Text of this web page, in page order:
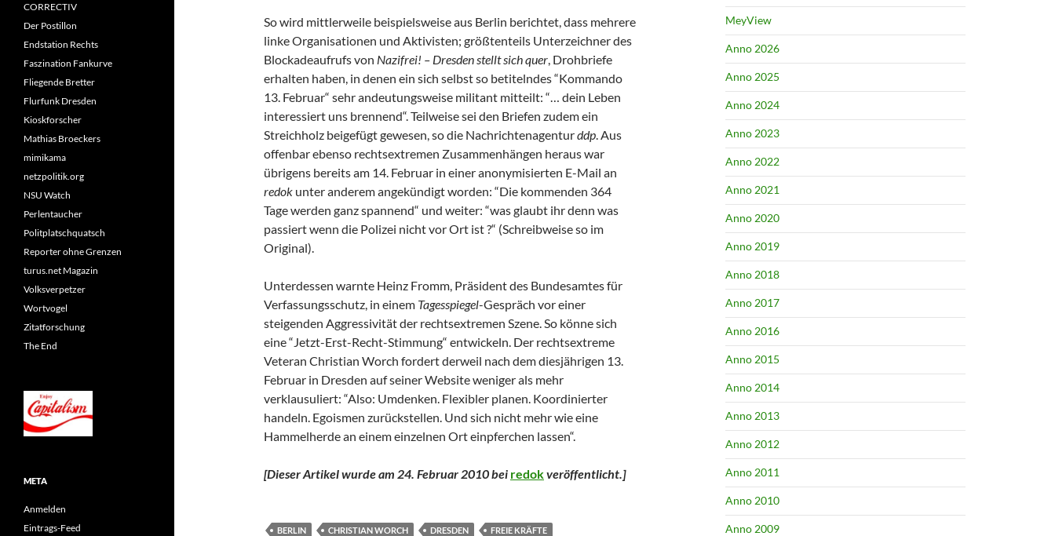
So wird mittlerweile beispielsweise aus Berlin berichtet, dass mehrere
linke Organisationen und Aktivisten; größtenteils Unterzeichner des
Blockadeaufrufs von Nazifrei! – Dresden stellt sich quer, Drohbriefe
erhalten haben, in denen ein sich selbst so betitelndes “Kommando
13. Februar“ sehr andeutungsweise militant mitteilt: “… dein Leben
interessiert uns brennend“. Teilweise sei den Briefen zudem ein
Streichholz beigefügt gewesen, so die Nachrichtenagenturddp. Aus
offenbar ebenso rechtsextremen Zusammenhängen heraus war
übrigens bereits am 14. Februar in einer anonymisierten E-Mail an
redok unter anderem angekündigt worden: “Die kommenden 364
Tage werden ganz spannend“ und weiter: “was glaubt ihr denn was
passiert wenn die Polizei nicht vor Ort ist ?“ (Schreibweise so im
Original).
Unterdessen warnte Heinz Fromm, Präsident des Bundesamtes für
Verfassungsschutz, in einem Tagesspiegel-Gespräch vor einer
steigenden Aggressivität der rechtsextremen Szene. So könne sich
eine “Jetzt-Erst-Recht-Stimmung“ entwickeln. Der rechtsextreme
Veteran Christian Worch fordert derweil nach dem diesjährigen 13.
Februar in Dresden auf seiner Website weniger als mehr
verklausuliert: “Also: Umdenken. Flexibler planen. Koordinierter
handeln. Egoismen zurückstellen. Und sich nicht mehr wie eine
Hammelherde an einem einzelnen Ort einpferchen lassen“.
[Dieser Artikel wurde am 24. Februar 2010 bei redokveröffentlicht.]
BERLIN CHRISTIAN WORCH DRESDEN
FREIE KRÄFTE
MeyView
Anno 2026
Anno 2025
Anno 2024
Anno 2023
Anno 2022
Anno 2021
Anno 2020
Anno 2019
Anno 2018
Anno 2017
Anno 2016
Anno 2015
Anno 2014
Anno 2013
Anno 2012
Anno 2011
Anno 2010
Anno 2009
CORRECTIV
Der Postillon
Endstation Rechts
Faszination Fankurve
Fliegende Bretter
Flurfunk Dresden
Kioskforscher
Mathias Broeckers
mimikama
netzpolitik.org
NSU Watch
Perlentaucher
Politplatschquatsch
Reporter ohne Grenzen
turus.net Magazin
Volksverpetzer
Wortvogel
Zitatforschung
The End
META
Anmelden
Eintrags-Feed